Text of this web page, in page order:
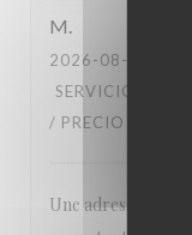
M
2026-08-03
-
SERVICIO
/ PRECIO
Une adresse